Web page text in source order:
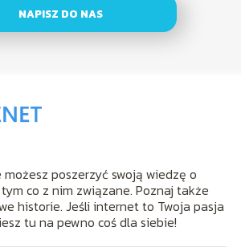
NAPISZ DO NAS
poszerzyć swoją wiedzę o
co z nim związane. Poznaj także
historie. Jeśli internet to Twoja pasja
tu na pewno coś dla siebie!